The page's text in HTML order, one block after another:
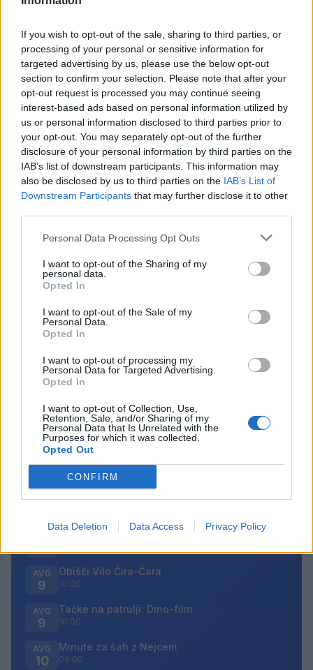
If you wish to opt-out of the sale, sharing to third parties, or
processing of your personal or sensitive information for
targeted advertising by us, please use the below opt-out
section to confirm your selection. Please note that after your
opt-out request is processed you may continue seeing
interest-based ads based on personal information utilized by
us or personal information disclosed to third parties prior to
your opt-out. You may separately opt-out of the further
disclosure of your personal information by third parties on the
IAB’s list of downstream participants. This information may
also be disclosed by us to third parties on the IAB’s List of
Downstream Participants that may further disclose it to other
Personal Data Processing Opt Outs
I want to opt-out of the Sharing of my
personal data.
Opted In
I want to opt-out of the Sale of my
Personal Data.
Opted In
I want to opt-out of processing my
Personal Data for Targeted Advertising.
Opted In
I want to opt-out of Collection, Use,
Retention, Sale, and/or Sharing of my
Personal Data that Is Unrelated with the
Purposes for which it was collected.
Opted Out
CONFIRM
Data Deletion Data Access Privacy Policy
58. Mednarodne igre šolarjev na
Tajvanu: Zarja Zamrnik osvojila
srebrno medaljo
4. avgust 2026
Izjemen zaključek tekmovalne sezone
za mlade velenjske plavalce: Najya do
tretjega naziva državne prvakinje
4. avgust 2026
v Ligi narodov premagali Japonsko
2. avgust 2026
Opozorilo:Po 297. členu Kazenskega zakonika je
posameznik kazensko odgovoren za javno spodbujanje
rasističnimi, diskriminatornimi ali nezakonitimi vsebinami
bodo odstranjeni. Pravila komentiranja →
Failed to fetch
Odiseja
AVG
9
Obišči Vilo Čira-Čara
10:00
AVG
9
Tačke na patrulji: Dino-film
16:00
AVG
10
Minute za šah z Nejcem
09:00